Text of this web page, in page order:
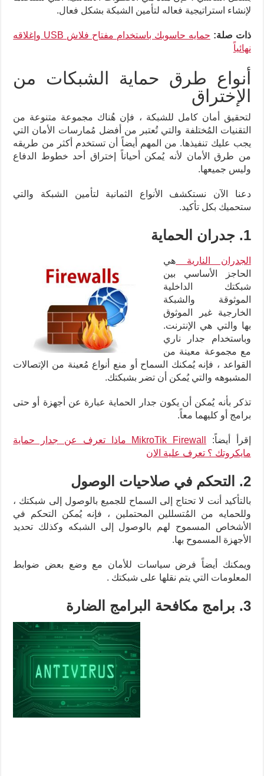
لإنشاء استراتيجية فعاله لتأمين الشبكة بشكل فعال.
ذات صلة:
حمايه حاسوبك باستخدام مفتاح فلاش USB وإغلاقه
نهائياً
أنواع طرق حماية الشبكات من
الإختراق
لتحقيق أمان كامل للشبكة ، فإن هُناك مجموعة متنوعة من
التقنيات المُختلفة والتي تُعتبر من أفضل مُمارسات الأمان التي
يجب عليك تنفيذها. من المهم أيضاً أن تستخدم أكثر من طريقه
من طرق الأمان لأنه يُمكن أحياناً إختراق أحد خطوط الدفاع
وليس جميعها.
دعنا الآن نستكشف الأنواع الثمانية لتأمين الشبكة والتي
ستحميك بكل تأكيد.
1. جدران الحماية
الجدران النارية
هي
الحاجز الأساسي بين
شبكتك الداخلية
الموثوقة والشبكة
الخارجية غير الموثوق
بها والتي هي الإنترنت.
وباستخدام جدار ناري
مع مجموعة معينة من
القواعد ، فإنه يُمكنك السماح أو منع أنواع مُعينة من الإتصالات
المشبوهه والتي يُمكن أن تضر بشبكتك.
تذكر بأنه يُمكن أن يكون جدار الحماية عبارة عن أجهزة أو حتى
برامج أو كليهما معاً.
إقرأ أيضاً:
MikroTik Firewall ماذا تعرف عن جدار حماية
مايكروتك ؟ تعرف علية الان
2. التحكم في صلاحيات الوصول
بالتأكيد أنت لا تحتاج إلى السماح للجميع بالوصول إلى شبكتك ،
وللحمايه من المُتسللين المحتملين ، فإنه يُمكن التحكم في
الأشخاص المسموح لهم بالوصول إلى الشبكه وكذلك تحديد
الأجهزة المسموح بها.
ويمكنك أيضاً فرض سياسات للأمان مع وضع بعض ضوابط
المعلومات التي يتم نقلها على شبكتك .
3. برامج مكافحة البرامج الضارة